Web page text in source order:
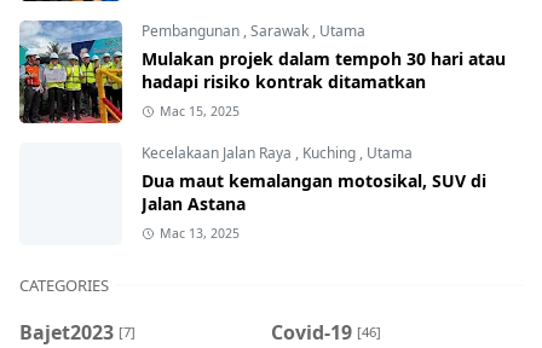
Pembangunan ,Sarawak , Utama
Mulakan projek dalam tempoh 30 hari atau
hadapi risiko kontrak ditamatkan
Mac 15, 2025
Kecelakaan Jalan Raya , Kuching , Utama
Dua maut kemalangan motosikal, SUV di
Jalan Astana
Mac 13, 2025
CATEGORIES
Bajet2023 [7] Covid-19 [46]